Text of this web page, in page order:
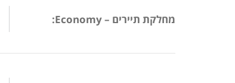
מחלקת תיירים – Economy: